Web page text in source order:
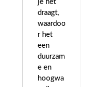
je het
draagt,
waardoo
r het
een
duurzam
e en
hoogwa